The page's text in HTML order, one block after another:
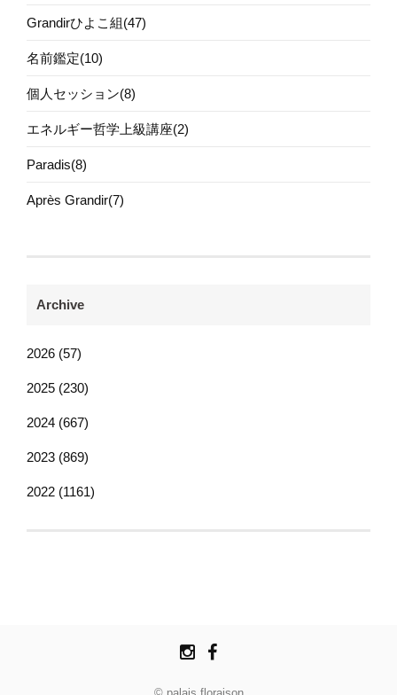
Grandirひよこ組(47)
名前鑑定(10)
個人セッション(8)
エネルギー哲学上級講座(2)
Paradis(8)
Après Grandir(7)
Archive
2026 (57)
2025 (230)
2024 (667)
2023 (869)
2022 (1161)